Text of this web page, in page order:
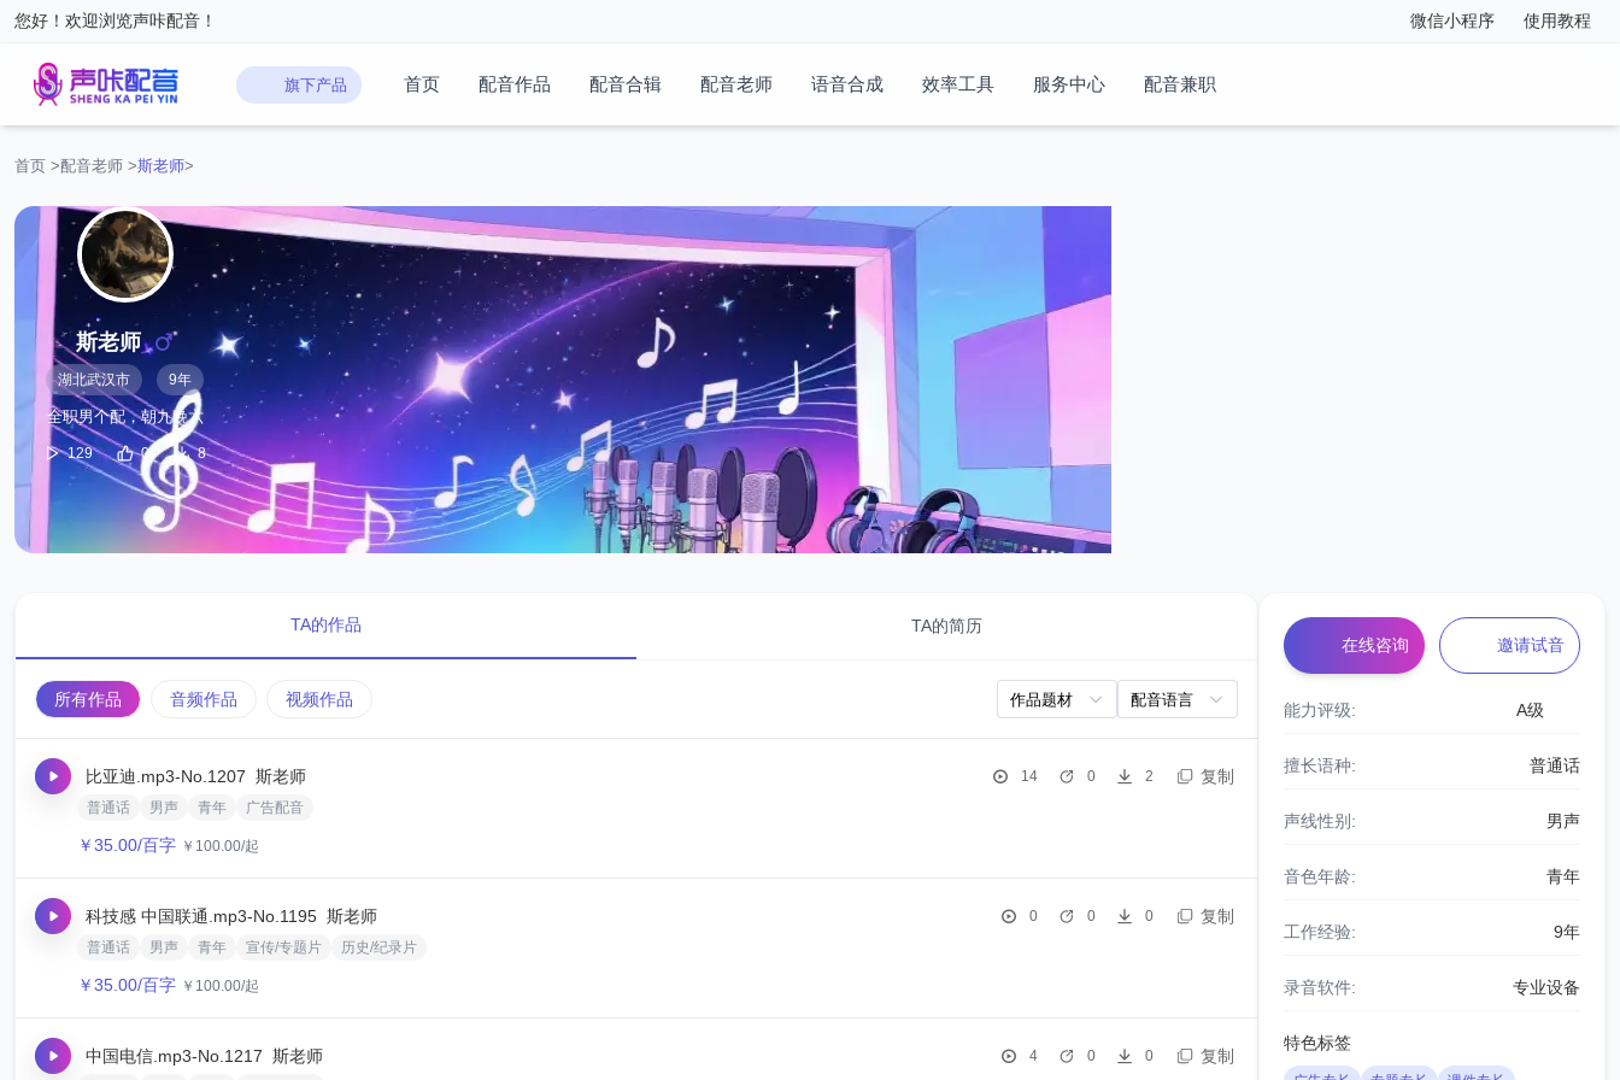
您好！欢迎浏览声咔配音！ 微信小程序 使用教程
旗下产品 首页 配音作品 配音合辑 配音老师 语音合成 效率工具 服务中心 配音兼职
首页 >配音老师 >斯老师>
斯老师
湖北武汉市 9年
全职男个配，朝九晚六
129 0 8
TA的作品 TA的简历
所有作品 音频作品 视频作品
比亚迪.mp3-No.1207 斯老师 14 0 2 复制
普通话 男声 青年 广告配音
￥35.00/百字 ￥ 100.00/起
科技感 中国联通.mp3-No.1195 斯老师 0 0 0 复制
普通话 男声 青年 宣传/专题片 历史/纪录片
￥35.00/百字 ￥ 100.00/起
中国电信.mp3-No.1217 斯老师 4 0 0 复制
在线咨询 邀请试音
能力评级: A级
擅长语种: 普通话
声线性别: 男声
音色年龄: 青年
工作经验: 9年
录音软件: 专业设备
特色标签